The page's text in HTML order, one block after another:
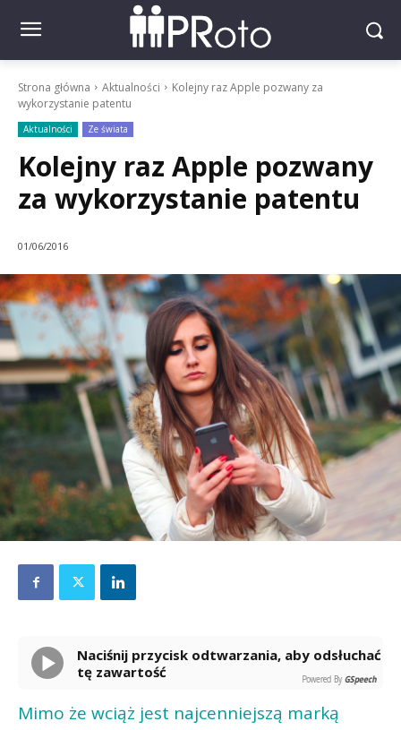
Strona główna Aktualności
Kolejny raz Apple pozwany za
wykorzystanie patentu
Aktualności Ze świata
Kolejny raz Apple pozwany
za wykorzystanie patentu
01/06/2016
Naciśnij przycisk odtwarzania, aby odsłuchać
tę zawartość
Powered By GSpeech
Mimo że wciąż jest najcenniejszą marką